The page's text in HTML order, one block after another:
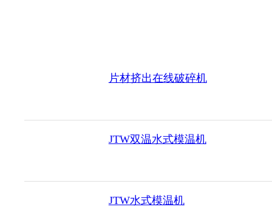
片材挤出在线破碎机
JTW双温水式模温机
JTW水式模温机